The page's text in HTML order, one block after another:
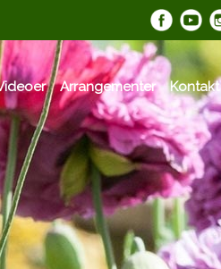
​
Arrangementer Kontakt